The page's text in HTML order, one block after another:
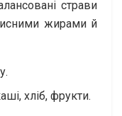
страви
жирами й
хліб, фрукти.